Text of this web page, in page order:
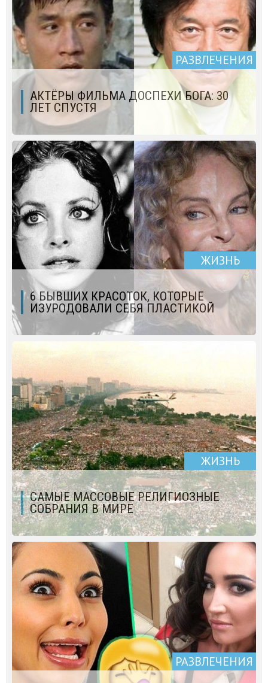
РАЗВЛЕЧЕНИЯ
АКТЁРЫ ФИЛЬМА ДОСПЕХИ БОГА: 30
ЛЕТ СПУСТЯ
ЖИЗНЬ
6 БЫВШИХ КРАСОТОК, КОТОРЫЕ
ИЗУРОДОВАЛИ СЕБЯ ПЛАСТИКОЙ
ЖИЗНЬ
САМЫЕ МАССОВЫЕ РЕЛИГИОЗНЫЕ
СОБРАНИЯ В МИРЕ
РАЗВЛЕЧЕНИЯ